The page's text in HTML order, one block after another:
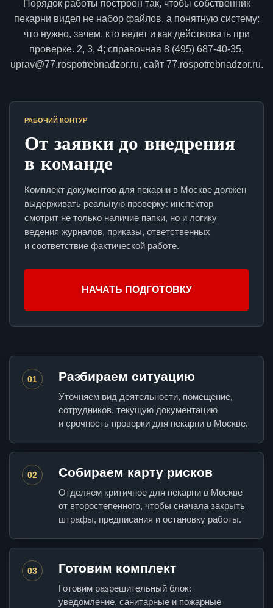
Порядок работы построен так, чтобы собственник
пекарни видел не набор файлов, а понятную систему:
что нужно, зачем, кто ведет и как действовать при
проверке. 2, 3, 4; справочная 8 (495) 687-40-35,
uprav@77.rospotrebnadzor.ru, сайт 77.rospotrebnadzor.ru.
РАБОЧИЙ КОНТУР
От заявки до внедрения
в команде
Комплект документов для пекарни в Москве должен
выдерживать реальную проверку: инспектор
смотрит не только наличие папки, но и логику
ведения журналов, приказы, ответственных
и соответствие фактической работе.
НАЧАТЬ ПОДГОТОВКУ
01 Разбираем ситуацию
Уточняем вид деятельности, помещение,
сотрудников, текущую документацию
и срочность проверки для пекарни в Москве.
02 Собираем карту рисков
Отделяем критичное для пекарни в Москве
от второстепенного, чтобы сначала закрыть
штрафы, предписания и остановку работы.
03 Готовим комплект
Готовим разрешительный блок:
уведомление, санитарные и пожарные